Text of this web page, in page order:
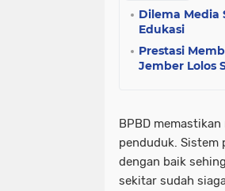
Dilema Media
Edukasi
Prestasi
Jember Lolos
BPBD
penduduk. Sistem
dengan baik
sekitar sudah